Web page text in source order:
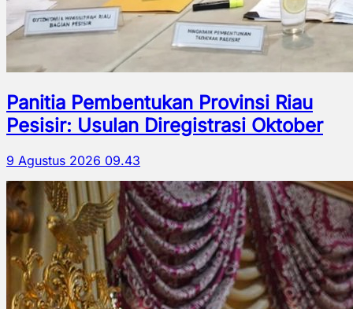
Panitia Pembentukan Provinsi Riau
Pesisir: Usulan Diregistrasi Oktober
9 Agustus 2026 09.43